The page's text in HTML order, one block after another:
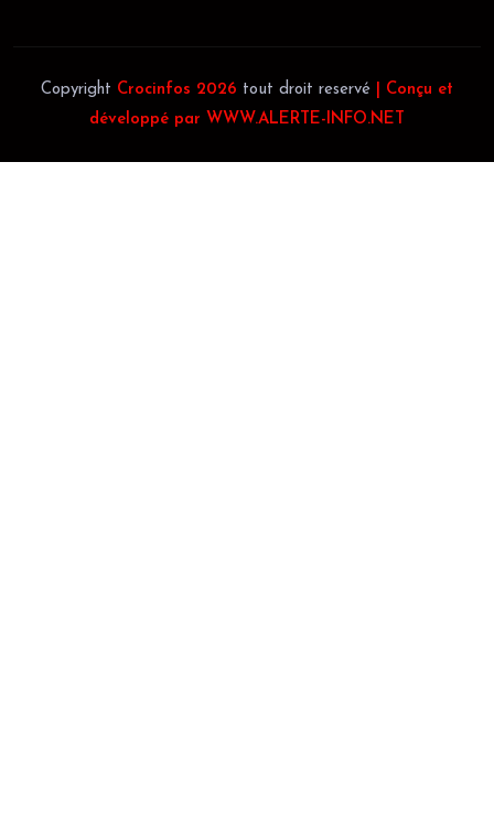
Copyright Crocinfos 2026 tout droit reservé
| Conçu et
développé par WWW.ALERTE-INFO.NET